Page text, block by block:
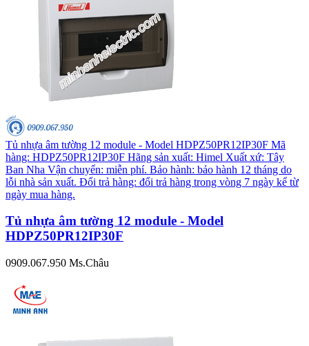
Tủ nhựa âm tường 12 module - Model HDPZ50PR12IP30F Mã
hàng: HDPZ50PR12IP30F Hãng sản xuất: Himel Xuất xứ: Tây
Ban Nha Vận chuyển: miễn phí. Bảo hành: bảo hành 12 tháng do
lỗi nhà sản xuất. Đổi trả hàng: đổi trả hàng trong vòng 7 ngày kể từ
ngày mua hàng.
Tủ nhựa âm tường 12 module - Model
HDPZ50PR12IP30F
0909.067.950 Ms.Châu